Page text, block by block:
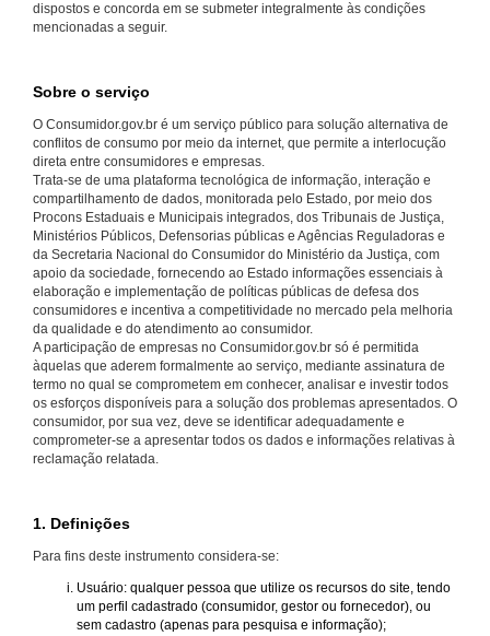
dispostos e concorda em se submeter integralmente às condições
mencionadas a seguir.
Sobre o serviço
O Consumidor.gov.br é um serviço público para solução alternativa de
conflitos de consumo por meio da internet, que permite a interlocução
direta entre consumidores e empresas.
Trata-se de uma plataforma tecnológica de informação, interação e
compartilhamento de dados, monitorada pelo Estado, por meio dos
Procons Estaduais e Municipais integrados, dos Tribunais de Justiça,
Ministérios Públicos, Defensorias públicas e Agências Reguladoras e
da Secretaria Nacional do Consumidor do Ministério da Justiça, com
apoio da sociedade, fornecendo ao Estado informações essenciais à
elaboração e implementação de políticas públicas de defesa dos
consumidores e incentiva a competitividade no mercado pela melhoria
da qualidade e do atendimento ao consumidor.
A participação de empresas no Consumidor.gov.br só é permitida
àquelas que aderem formalmente ao serviço, mediante assinatura de
termo no qual se comprometem em conhecer, analisar e investir todos
os esforços disponíveis para a solução dos problemas apresentados. O
consumidor, por sua vez, deve se identificar adequadamente e
comprometer-se a apresentar todos os dados e informações relativas à
reclamação relatada.
1. Definições
Para fins deste instrumento considera-se:
Usuário: qualquer pessoa que utilize os recursos do site, tendo
um perfil cadastrado (consumidor, gestor ou fornecedor), ou
sem cadastro (apenas para pesquisa e informação);